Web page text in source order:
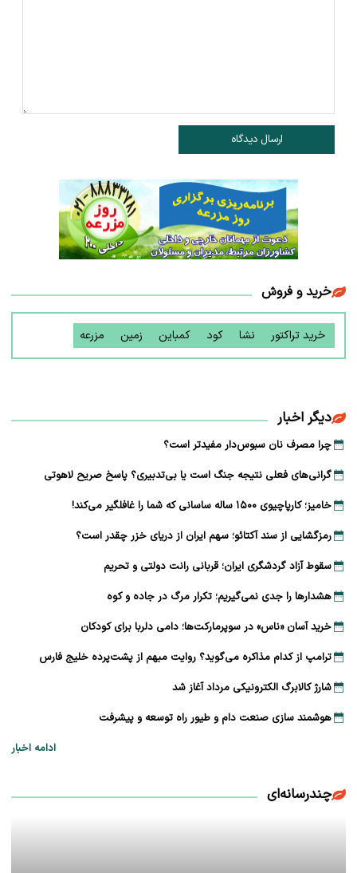
ارسال دیدگاه
خرید و فروش
خرید تراکتور نشا کود کمباین زمین مزرعه
دیگر اخبار
چرا مصرف نان سبوس‌دار مفیدتر است؟
گرانی‌های فعلی نتیجه جنگ است یا بی‌تدبیری؟ پاسخ صریح لاهوتی
خامیز؛ کارپاچیوی ۱۵۰۰ ساله ساسانی که شما را غافلگیر می‌کند!
رمزگشایی از سند آکتائو؛ سهم ایران از دریای خزر چقدر است؟
سقوط آزاد گردشگری ایران؛ قربانی رانت دولتی و تحریم
هشدارها را جدی نمی‌گیریم؛ تکرار مرگ در جاده و کوه
خرید آسان «ناس» در سوپرمارکت‌ها؛ دامی دلربا برای کودکان
ترامپ از کدام مذاکره می‌گوید؟ روایت مبهم از پشت‌پرده خلیج فارس
شارژ کالابرگ الکترونیکی مرداد آغاز شد
هوشمند سازی صنعت دام و طیور راه توسعه و پیشرفت
ادامه اخبار
چندرسانه‌ای